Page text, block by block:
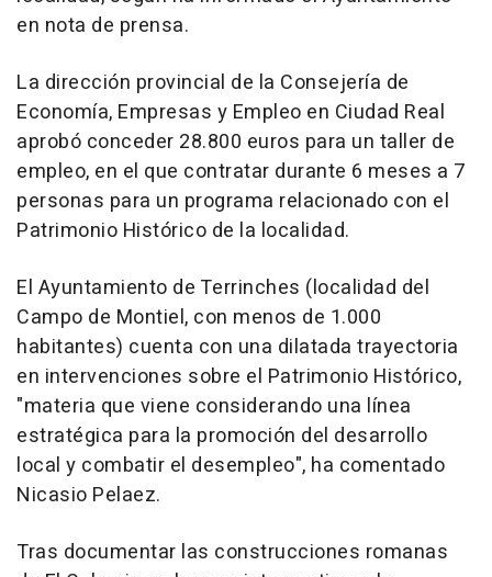
en nota de prensa.
La dirección provincial de la Consejería de
Economía, Empresas y Empleo en Ciudad Real
aprobó conceder 28.800 euros para un taller de
empleo, en el que contratar durante 6 meses a 7
personas para un programa relacionado con el
Patrimonio Histórico de la localidad.
El Ayuntamiento de Terrinches (localidad del
Campo de Montiel, con menos de 1.000
habitantes) cuenta con una dilatada trayectoria
en intervenciones sobre el Patrimonio Histórico,
"materia que viene considerando una línea
estratégica para la promoción del desarrollo
local y combatir el desempleo", ha comentado
Nicasio Pelaez.
Tras documentar las construcciones romanas